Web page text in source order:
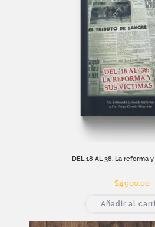
DEL 18 AL 38. La reforma
$4.900,00
Añadir al